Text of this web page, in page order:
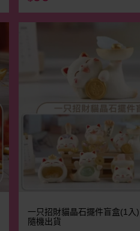
一只招財貓晶石擺件盲盒(1入
隨機出貨